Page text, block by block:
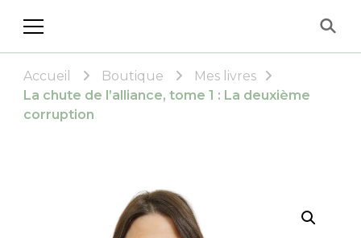
Les Éditions Allez, ose!
Accueil Boutique
Mes livres
La chute de l’alliance, tome 1 : La deuxième
corruption